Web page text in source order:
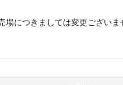
場につきましては変更ございま